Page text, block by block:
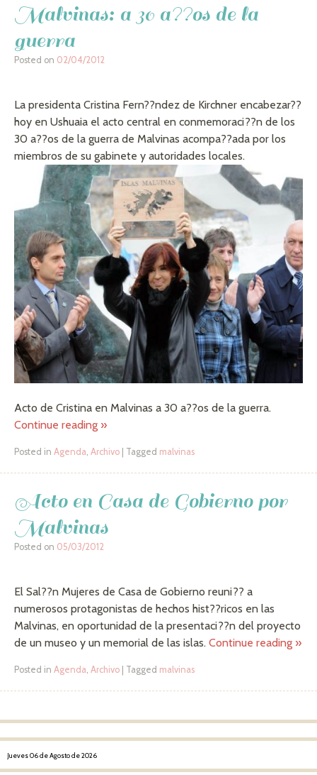
Malvinas: a 30 a??os de la
guerra
Posted on 02/04/2012
La presidenta Cristina Fern??ndez de Kirchner encabezar??
hoy en Ushuaia el acto central en conmemoraci??n de los
30 a??os de la guerra de Malvinas acompa??ada por los
miembros de su gabinete y autoridades locales.
Acto de Cristina en Malvinas a 30 a??os de la guerra.
Continue reading »
Posted in Agenda, Archivo Tagged malvinas
Acto en Casa de Gobierno por
Malvinas
Posted on 05/03/2012
El Sal??n Mujeres de Casa de Gobierno reuni?? a
numerosos protagonistas de hechos hist??ricos en las
Malvinas, en oportunidad de la presentaci??n del proyecto
de un museo y un memorial de las islas. Continue reading »
Posted in Agenda, Archivo Tagged malvinas
Post navigation
Jueves 06 de Agosto de 2026